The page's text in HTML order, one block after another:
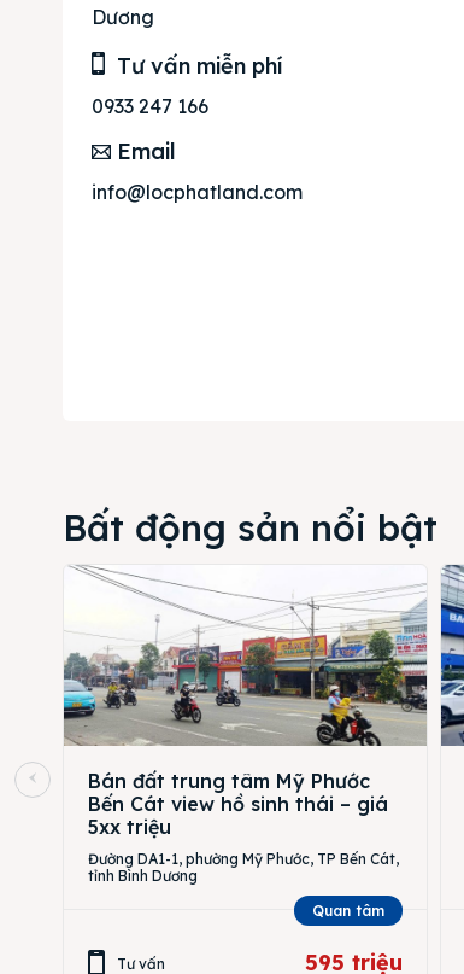
Dương
Tư vấn miễn phí
0933 247 166
Email
info@locphatland.com
Bất động sản nổi bật
Bán đất trung tâm Mỹ Phước
Bến Cát view hồ sinh thái – giá
5xx triệu
Đường DA1-1, phường Mỹ Phước, TP Bến Cát,
tỉnh Bình Dương
Quan tâm
Tư vấn 595 triệu